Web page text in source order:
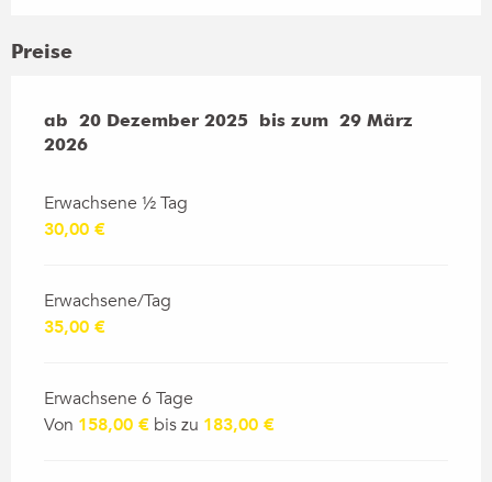
Preise
ab 20 Dezember 2025 bis zum 29 März 2026
ab 20 Dezember 2025 bis zum 29 März
2026
Erwachsene ½ Tag
30,00 €
Erwachsene/Tag
35,00 €
Erwachsene 6 Tage
Von 158,00 € bis zu 183,00 €